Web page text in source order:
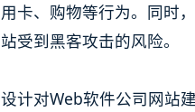
卡、购物等行为。同时
受到黑客攻击的风险。
计对Web软件公司网站